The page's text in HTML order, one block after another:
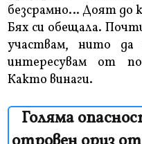
безсрамно… Доят до
Бях си обещала.
участвам, нито
интересувам от
Както винаги.
Голяма